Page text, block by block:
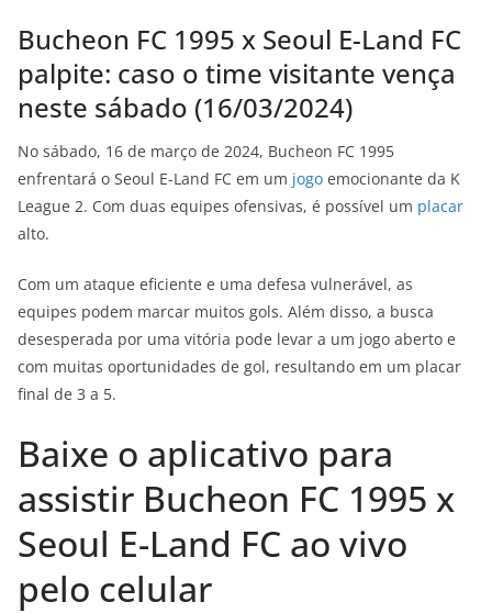
Bucheon FC 1995 x Seoul E-Land FC
palpite: caso o time visitante vença
neste sábado (16/03/2024)
No sábado, 16 de março de 2024, Bucheon FC 1995
enfrentará o Seoul E-Land FC em um jogo emocionante da K
League 2. Com duas equipes ofensivas, é possível um placar
alto.
Com um ataque eficiente e uma defesa vulnerável, as
equipes podem marcar muitos gols. Além disso, a busca
desesperada por uma vitória pode levar a um jogo aberto e
com muitas oportunidades de gol, resultando em um placar
final de 3 a 5.
Baixe o aplicativo para
assistir Bucheon FC 1995 x
Seoul E-Land FC ao vivo
pelo celular